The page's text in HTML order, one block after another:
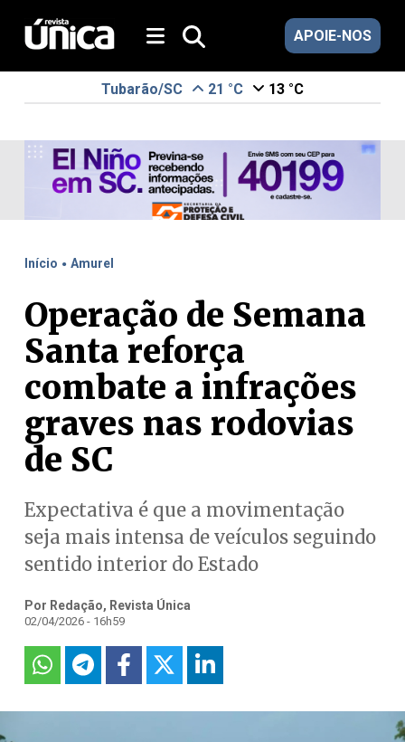
APOIE-NOS
Tubarão/SC 21 °C 13 °C
Início . Amurel
Operação de Semana
Santa reforça
combate a infrações
graves nas rodovias
de SC
Expectativa é que a movimentação
seja mais intensa de veículos seguindo
sentido interior do Estado
Por Redação, Revista Única
02/04/2026 - 16h59